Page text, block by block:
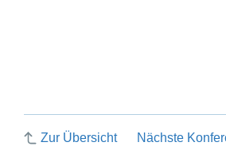
Zur Übersicht Nächste